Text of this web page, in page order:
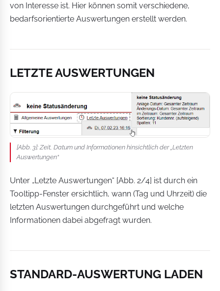
von Interesse ist. Hier können somit verschiedene,
bedarfsorientierte Auswertungen erstellt werden.
LETZTE AUSWERTUNGEN
[Abb. 3]: Zeit, Datum und Informationen hinsichtlich der „Letzten
Auswertungen“
Unter „Letzte Auswertungen“ [Abb. 2/4] ist durch ein
Tooltipp-Fenster ersichtlich, wann (Tag und Uhrzeit) die
letzten Auswertungen durchgeführt und welche
Informationen dabei abgefragt wurden.
STANDARD-AUSWERTUNG LADEN